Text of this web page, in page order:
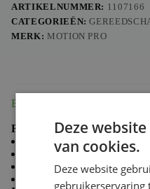
ARTIKELNUMMER: 1107166
CATEGORIEËN:
MERK: MOTION PRO
Beschrijving
For repairs or adjustments
Can be used to remove 8,
#2 & #3 Phillips screws
small & medium straight-
5 & 6 mm Hex bolts
Deze
van cookies.
Deze website
gebruikerservaring